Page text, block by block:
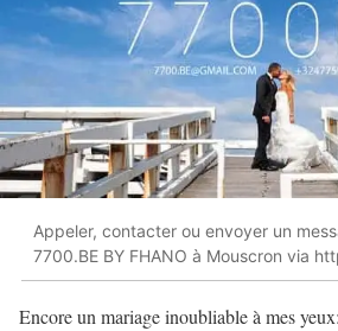
Appeler, contacter ou envoyer un
7700.BE BY FHANO à Mouscron via
Encore un mariage inoubliable à mes